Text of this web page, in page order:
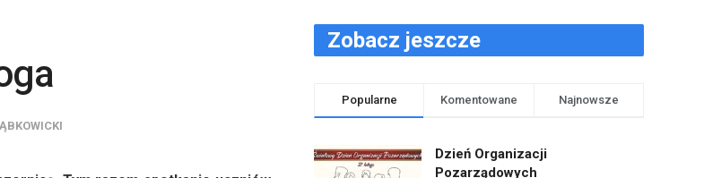
Zobacz jeszcze
Popularne Komentowane Najnowsze
Dzień Organizacji
Pozarządowych